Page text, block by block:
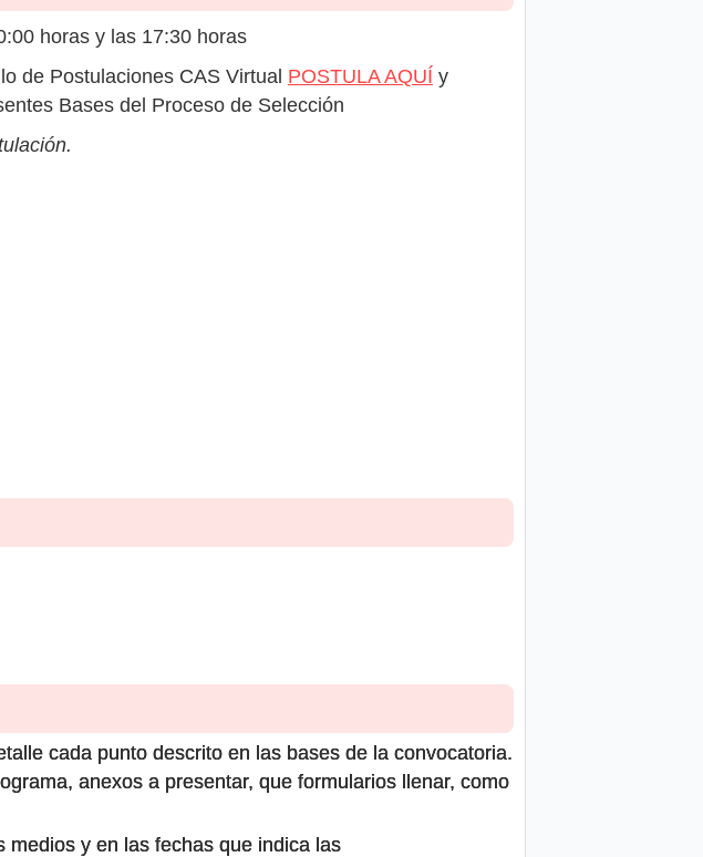
horas y las 17:30 horas
de Postulaciones CAS Virtual POSTULA AQUÍ y
Bases del Proceso de Selección
cada punto descrito en las bases de la convocatoria.
anexos a presentar, que formularios llenar, como
y en las fechas que indica las